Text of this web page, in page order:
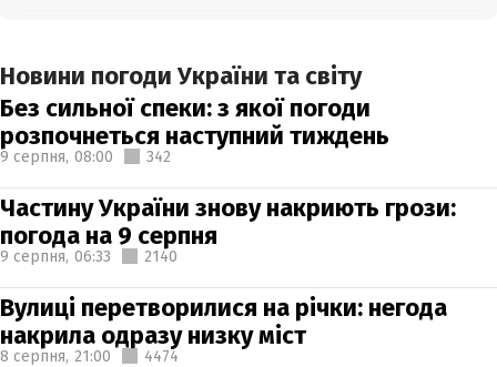
Новини погоди України та світу
Без сильної спеки: з якої погоди
розпочнеться наступний тиждень
9 серпня, 08:00 342
Частину України знову накриють грози:
погода на 9 серпня
9 серпня, 06:33 2140
Вулиці перетворилися на річки: негода
накрила одразу низку міст
8 серпня, 21:00 4474